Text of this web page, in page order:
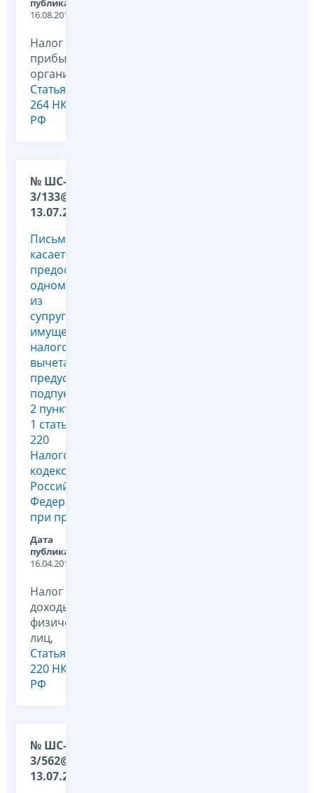
публикации:
16.08.2011
Налог на
прибыль
организаций,
Статья
264 НК
РФ
№ ШС-17-
3/133@ от
13.07.2009
Письмо
касается
предоставления
одному
из
супругов
имущественного
налогового
вычета,
предусмотренного
подпунктом
2 пункта
1 статьи
220
Налогового
кодекса
Российской
Федерации
при пр...
Дата
публикации:
16.04.2012
Налог на
доходы
физических
лиц,
Статья
220 НК
РФ
№ ШС-22-
3/562@ от
13.07.2009